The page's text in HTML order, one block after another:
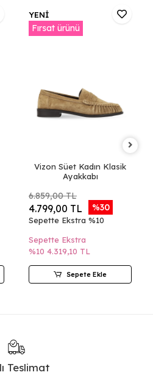
YENİ
Fırsat ürünü
Vizon Süet Kadın Klasik
Ayakkabı
6.859,00 TL
4.799,00 TL %30
Sepette Ekstra %10
Sepette Ekstra
%10 4.319,10 TL
Sepete Ekle
Teslimat